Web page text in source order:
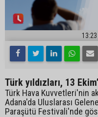
13:23
Türk yıldızları, 13
Türk Hava Kuvvetleri'nin
Adana'da Uluslarası
Paraşütü Festivali'nde